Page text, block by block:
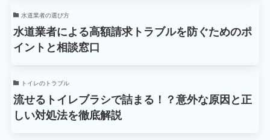
水道業者の選び方
水道業者による高額請求トラブルを防ぐためのポ
イントと相談窓口
トイレのトラブル
流せるトイレブラシで詰まる！？意外な原因と正
しい対処法を徹底解説